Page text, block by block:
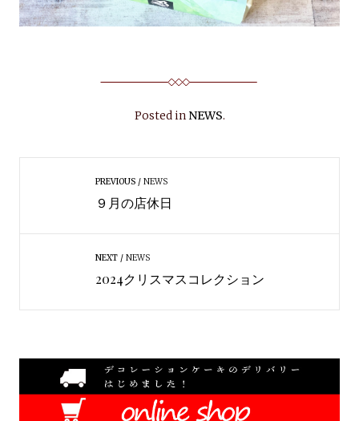
Posted in NEWS.
PREVIOUS NEWS
９月の店休日
NEXT NEWS
2024クリスマスコレクション